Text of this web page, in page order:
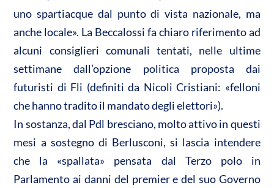
uno spartiacque dal punto di vista nazionale, ma
anche locale». La Beccalossi fa chiaro riferimento ad
alcuni consiglieri comunali tentati, nelle ultime
settimane dall’opzione politica proposta dai
futuristi di Fli (definiti da Nicoli Cristiani: «felloni
che hanno tradito il mandato degli elettori»).
In sostanza, dal Pdl bresciano, molto attivo in questi
mesi a sostegno di Berlusconi, si lascia intendere
che la «spallata» pensata dal Terzo polo in
Parlamento ai danni del premier e del suo Governo